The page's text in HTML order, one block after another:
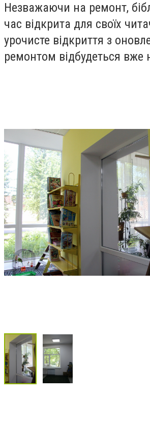
Незважаючи на ремонт,
час відкрита для своїх
урочисте відкриття з
ремонтом відбудеться вже